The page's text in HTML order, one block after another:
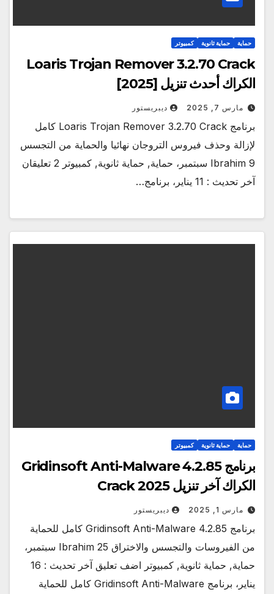
حماية حماية ثانوية كمبيوتر
Loaris Trojan Remover 3.2.70 Crack
الكراك أحدث تنزيل [2025]
مارس 7, 2025 ديبريستور
برنامج Loaris Trojan Remover 3.2.70 Crack كامل
لإزالة وحذف فيروس التروجان نهائيا والحماية من التجسس
Ibrahim 9 سبتمبر، حماية, حماية ثانوية, كمبيوتر 2 تعليقان
آخر تحديث : 11 يناير، برنامج…
حماية حماية ثانوية كمبيوتر
برنامج Gridinsoft Anti-Malware 4.2.85
الكراك آخر تنزيل Crack 2025
مارس 1, 2025 ديبريستور
برنامج Gridinsoft Anti-Malware 4.2.85 كامل للحماية
من الفيروسات والتجسس والاختراق Ibrahim 25 سبتمبر،
حماية, حماية ثانوية, كمبيوتر اضف تعليق آخر تحديث : 16
يناير، برنامج Gridinsoft Anti-Malware كامل للحماية